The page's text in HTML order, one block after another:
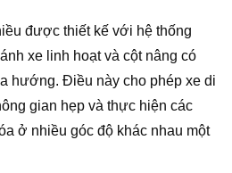
được thiết kế với hệ thống
xe linh hoạt và cột nâng có
hướng. Điều này cho phép xe di
gian hẹp và thực hiện các
ở nhiều góc độ khác nhau một